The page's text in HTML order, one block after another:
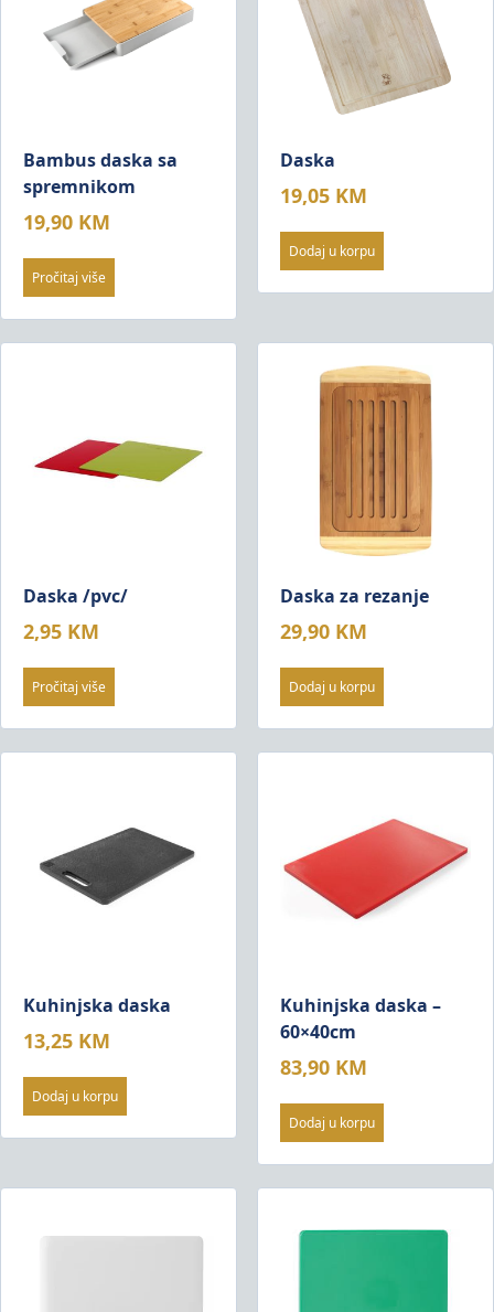
Bambus daska sa
spremnikom
19,90 KM
Pročitaj više
Daska
19,05 KM
Dodaj u korpu
Daska /pvc/
2,95 KM
Pročitaj više
Daska za rezanje
29,90 KM
Dodaj u korpu
Kuhinjska daska
13,25 KM
Dodaj u korpu
Kuhinjska daska –
60×40cm
83,90 KM
Dodaj u korpu